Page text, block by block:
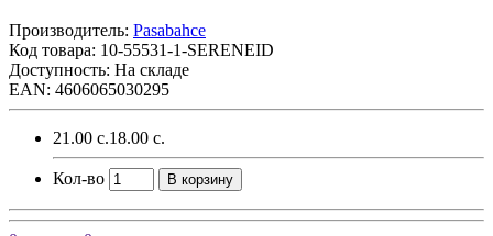
Производитель: Pasabahce
Код товара: 10-55531-1-SERENEID
Доступность: На складе
EAN: 4606065030295
21.00 с.18.00 с.
Кол-во В корзину